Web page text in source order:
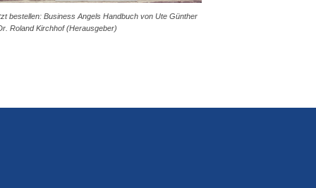
bestellen: Business Angels Handbuch von Ute Günther
Roland Kirchhof (Herausgeber)